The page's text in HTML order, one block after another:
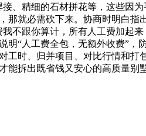
、精细的石材拼花等，这些因
就必需砍下来。协商时明白
不跟你算计，所有人工费加起
“人工费全包，无额外收费”
时、归并项目、对比行情和
拆出既省钱又安心的高质量别